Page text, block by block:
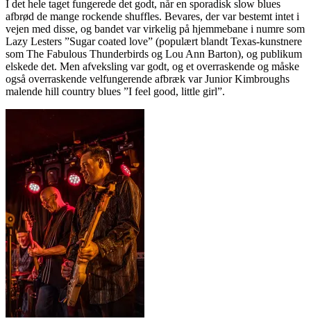
I det hele taget fungerede det godt, når en sporadisk slow blues
afbrød de mange rockende shuffles. Bevares, der var bestemt intet i
vejen med disse, og bandet var virkelig på hjemmebane i numre som
Lazy Lesters ”Sugar coated love” (populært blandt Texas-kunstnere
som The Fabulous Thunderbirds og Lou Ann Barton), og publikum
elskede det. Men afveksling var godt, og et overraskende og måske
også overraskende velfungerende afbræk var Junior Kimbroughs
malende hill country blues ”I feel good, little girl”.